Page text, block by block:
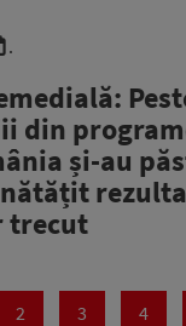
.
din
și-au
trecut
2 3 4